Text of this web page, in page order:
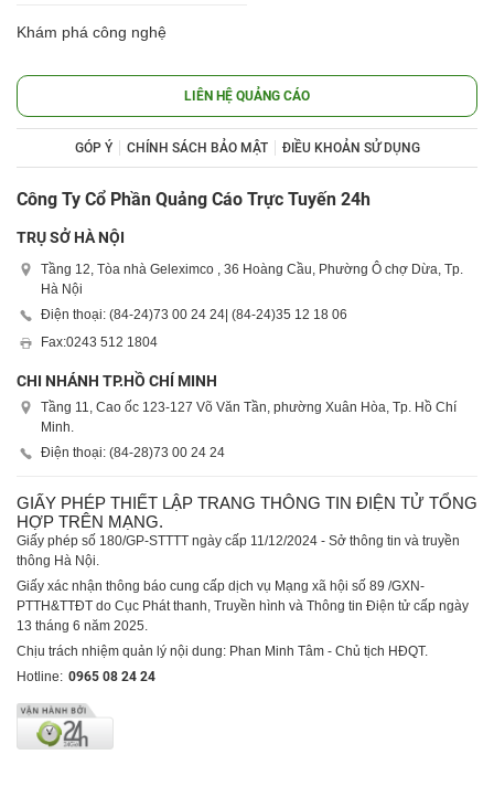
Khám phá công nghệ
LIÊN HỆ QUẢNG CÁO
GÓP Ý CHÍNH SÁCH BẢO MẬT ĐIỀU KHOẢN SỬ DỤNG
Công Ty Cổ Phần Quảng Cáo Trực Tuyến 24h
TRỤ SỞ HÀ NỘI
Tầng 12, Tòa nhà Geleximco , 36 Hoàng Cầu, Phường Ô chợ Dừa, Tp.
Hà Nội
Điện thoại: (84-24)73 00 24 24 | (84-24)35 12 18 06
Fax:0243 512 1804
CHI NHÁNH TP.HỒ CHÍ MINH
Tầng 11, Cao ốc 123-127 Võ Văn Tần, phường Xuân Hòa, Tp. Hồ Chí
Minh.
Điện thoại: (84-28)73 00 24 24
GIẤY PHÉP THIẾT LẬP TRANG THÔNG TIN ĐIỆN TỬ TỔNG
HỢP TRÊN MẠNG.
Giấy phép số 180/GP-STTTT ngày cấp 11/12/2024 - Sở thông tin và truyền
thông Hà Nội.
Giấy xác nhận thông báo cung cấp dịch vụ Mạng xã hội số 89 /GXN-
PTTH&TTĐT do Cục Phát thanh, Truyền hình và Thông tin Điện tử cấp ngày
13 tháng 6 năm 2025.
Chịu trách nhiệm quản lý nội dung: Phan Minh Tâm - Chủ tịch HĐQT.
Hotline: 0965 08 24 24